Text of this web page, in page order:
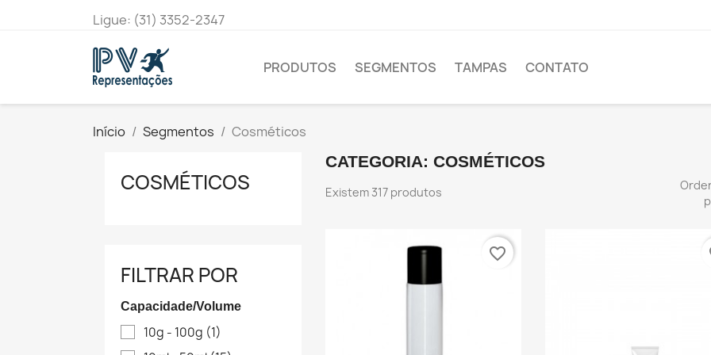
Ligue: (31) 3352-2347
PRODUTOS SEGMENTOS TAMPAS CONTATO
Início Segmentos Cosméticos
COSMÉTICOS
FILTRAR POR
Capacidade/Volume
10g - 100g (1)
CATEGORIA: COSMÉTICOS
Existem 317 produtos
favorite_border